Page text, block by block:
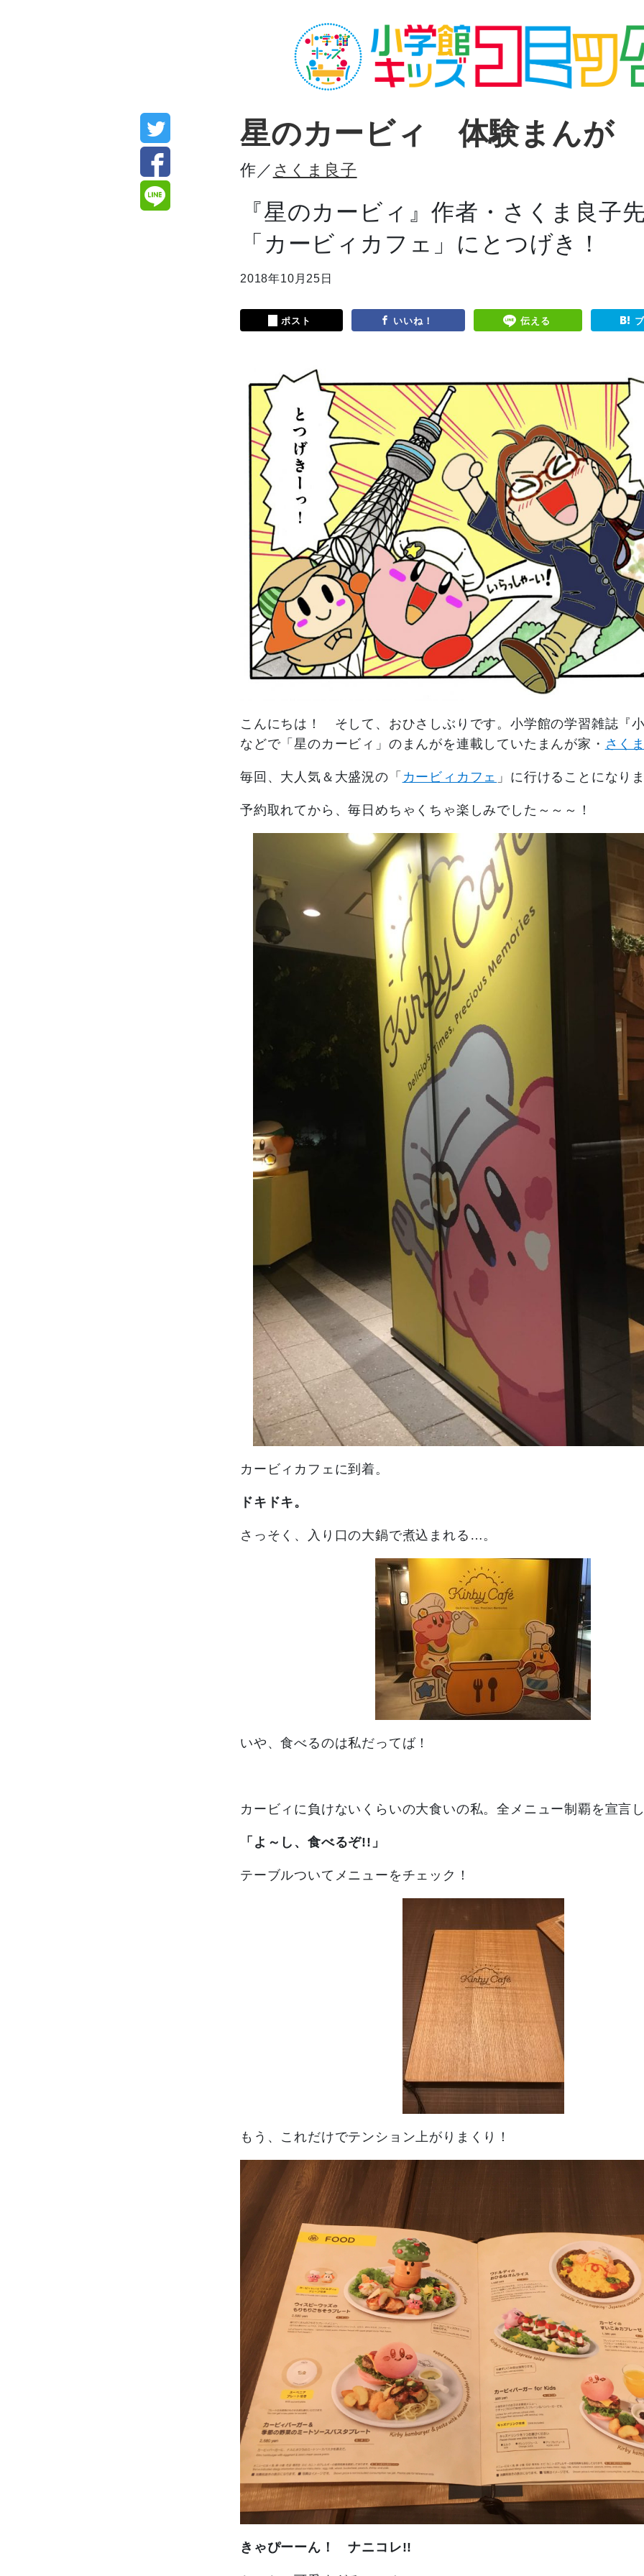
星のカービィ 体験まんが
作／ さくま良子
『星のカービィ』作者・さくま良子
「カービィカフェ」にとつげき！
2018年10月25日
ポスト いいね！ 伝える
こんにちは！ そして、おひさしぶりです。小学館の学習雑誌『小
などで「星のカービィ」のまんがを連載していたまんが家・ さく
毎回、大人気＆大盛況の「 カービィカフェ 」に行けることになり
予約取れてから、毎日めちゃくちゃ楽しみでした～～～！
カービィカフェに到着。
ドキドキ。
さっそく、入り口の大鍋で煮込まれる…。
いや、食べるのは私だってば！
カービィに負けないくらいの大食いの私。全メニュー制覇を宣言し
「よ～し、食べるぞ!!」
テーブルついてメニューをチェック！
もう、これだけでテンション上がりまくり！
きゃぴーーん！ ナニコレ!!